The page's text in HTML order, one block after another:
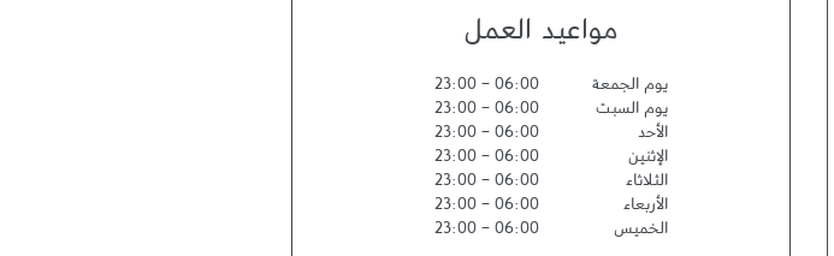
مواعيد العمل
يوم الجمعة 06:00
-
23:00
يوم السبت
06:00
-
23:00
الأحد
06:00
-
23:00
الإثنين
06:00
-
23:00
الثلاثاء
06:00
-
23:00
الأربعاء
06:00
-
23:00
الخميس
06:00
-
23:00